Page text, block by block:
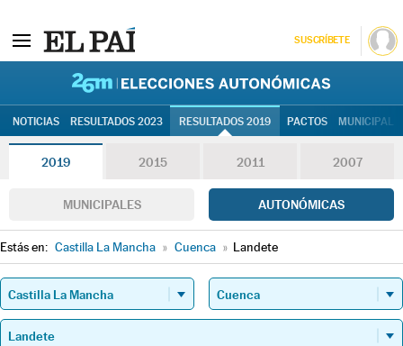
SUSCRÍBETE
NOTICIAS RESULTADOS 2023 RESULTADOS 2019 PACTOS
2019 2015 2011 2007
MUNICIPALES AUTONÓMICAS
Estás en: Castilla La Mancha » Cuenca » Landete